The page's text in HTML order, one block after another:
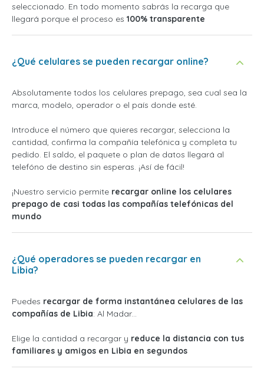
seleccionado. En todo momento sabrás la recarga que
llegará porque el proceso es 100% transparente
¿Qué celulares se pueden recargar online?
Absolutamente todos los celulares prepago, sea cual sea la
marca, modelo, operador o el país donde esté.
Introduce el número que quieres recargar, selecciona la
cantidad, confirma la compañía telefónica y completa tu
pedido. El saldo, el paquete o plan de datos llegará al
telefóno de destino sin esperas. ¡Así de fácil!
¡Nuestro servicio permite recargar online los celulares
prepago de casi todas las compañías telefónicas del
mundo
¿Qué operadores se pueden recargar en
Libia?
Puedes recargar de forma instantánea celulares de las
compañías de Libia: Al Madar...
Elige la cantidad a recargar y reduce la distancia con tus
familiares y amigos en Libia en segundos